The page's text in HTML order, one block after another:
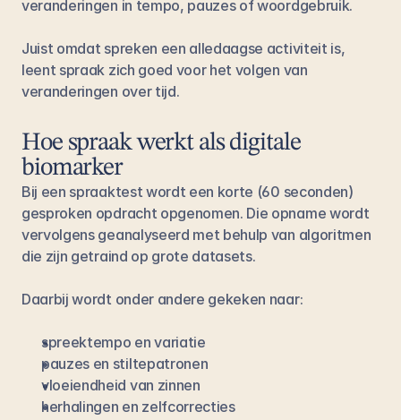
veranderingen in tempo, pauzes of woordgebruik.
Juist omdat spreken een alledaagse activiteit is,
leent spraak zich goed voor het volgen van
veranderingen over tijd.
Hoe spraak werkt als digitale
biomarker
Bij een spraaktest wordt een korte (60 seconden)
gesproken opdracht opgenomen. Die opname wordt
vervolgens geanalyseerd met behulp van algoritmen
die zijn getraind op grote datasets.
Daarbij wordt onder andere gekeken naar:
spreektempo en variatie
pauzes en stiltepatronen
vloeiendheid van zinnen
herhalingen en zelfcorrecties